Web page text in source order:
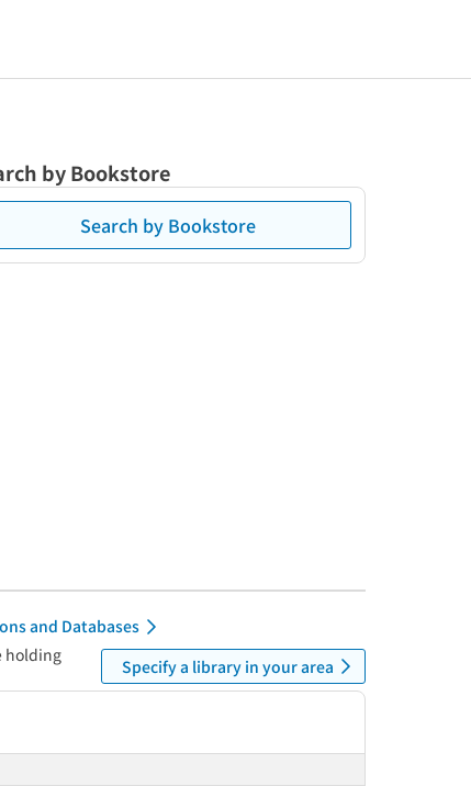
by Bookstore
Search by Bookstore
and Databases
holding
Specify a library in your area